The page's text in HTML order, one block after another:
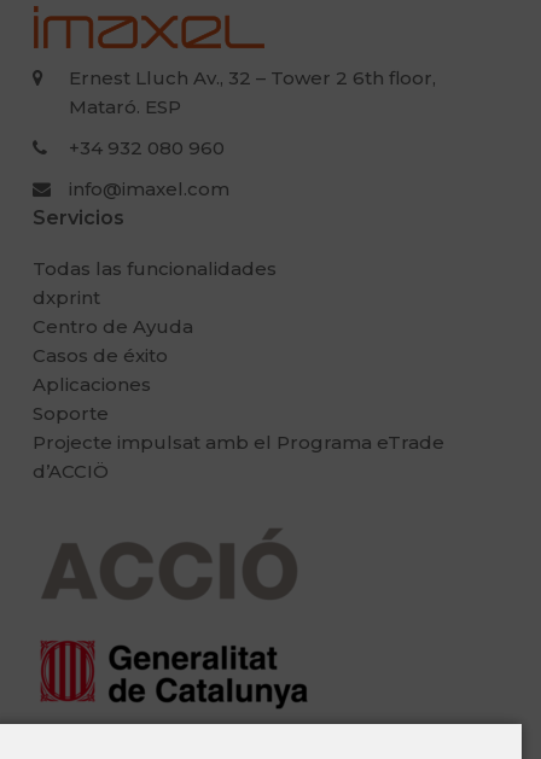
Ernest Lluch Av., 32 – Tower 2 6th floor,
Mataró. ESP
+34 932 080 960
info@imaxel.com
Servicios
Todas las funcionalidades
dxprint
Centro de Ayuda
Casos de éxito
Aplicaciones
Soporte
Projecte impulsat amb el Programa eTrade
d’ACCIÖ